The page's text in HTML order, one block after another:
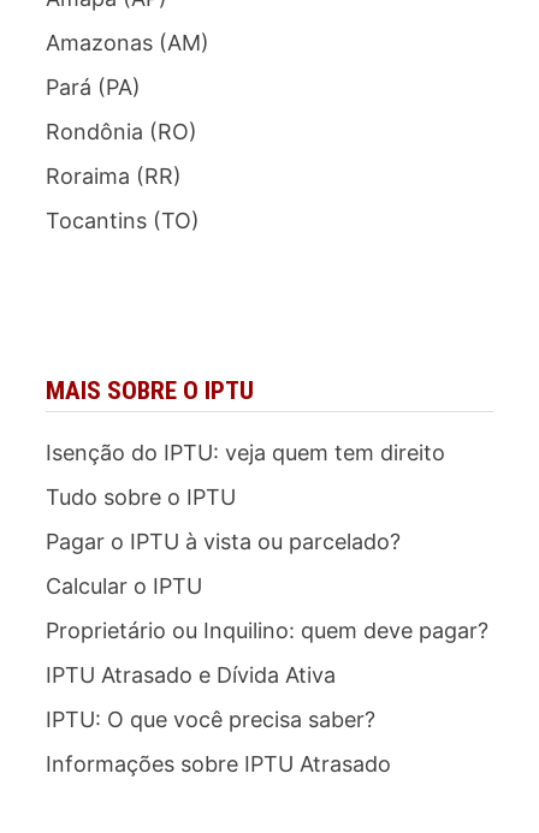
Amazonas (AM)
Pará (PA)
Rondônia (RO)
Roraima (RR)
Tocantins (TO)
MAIS SOBRE O IPTU
Isenção do IPTU: veja quem tem direito
Tudo sobre o IPTU
Pagar o IPTU à vista ou parcelado?
Calcular o IPTU
Proprietário ou Inquilino: quem deve pagar?
IPTU Atrasado e Dívida Ativa
IPTU: O que você precisa saber?
Informações sobre IPTU Atrasado